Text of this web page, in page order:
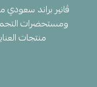
ڤانير براند
ومستحضرات
منتجات